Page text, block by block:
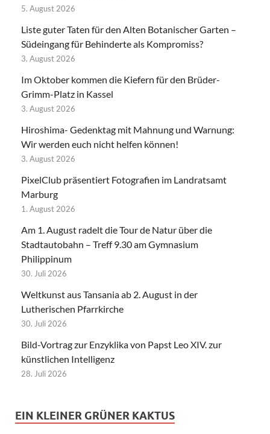
5. August 2026
Liste guter Taten für den Alten Botanischer Garten –
Südeingang für Behinderte als Kompromiss?
3. August 2026
Im Oktober kommen die Kiefern für den Brüder-
Grimm-Platz in Kassel
3. August 2026
Hiroshima- Gedenktag mit Mahnung und Warnung:
Wir werden euch nicht helfen können!
3. August 2026
PixelClub präsentiert Fotografien im Landratsamt
Marburg
1. August 2026
Am 1. August radelt die Tour de Natur über die
Stadtautobahn – Treff 9.30 am Gymnasium
Philippinum
30. Juli 2026
Weltkunst aus Tansania ab 2. August in der
Lutherischen Pfarrkirche
30. Juli 2026
Bild-Vortrag zur Enzyklika von Papst Leo XIV. zur
künstlichen Intelligenz
28. Juli 2026
EIN KLEINER GRÜNER KAKTUS